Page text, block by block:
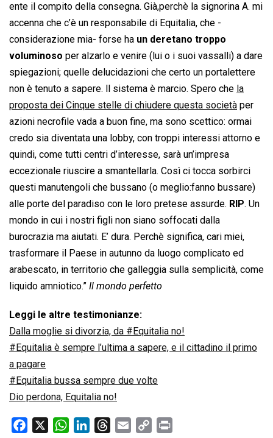
ente il compito della consegna. Già,perchè la signorina A. mi
accenna che c’è un responsabile di Equitalia, che -
considerazione mia- forse ha un deretano troppo
voluminoso per alzarlo e venire (lui o i suoi vassalli) a dare
spiegazioni; quelle delucidazioni che certo un portalettere
non è tenuto a sapere. ll sistema è marcio. Spero che la
proposta dei Cinque stelle di chiudere questa società per
azioni necrofile vada a buon fine, ma sono scettico: ormai
credo sia diventata una lobby, con troppi interessi attorno e
quindi, come tutti centri d’interesse, sarà un’impresa
eccezionale riuscire a smantellarla. Così ci tocca sorbirci
questi manutengoli che bussano (o meglio:fanno bussare)
alle porte del paradiso con le loro pretese assurde. RIP. Un
mondo in cui i nostri figli non siano soffocati dalla
burocrazia ma aiutati. E’ dura. Perchè significa, cari miei,
trasformare il Paese in autunno da luogo complicato ed
arabescato, in territorio che galleggia sulla semplicità, come
liquido amniotico.” Il mondo perfetto
Leggi le altre testimonianze:
Dalla moglie si divorzia, da #Equitalia no!
#Equitalia è sempre l’ultima a sapere, e il cittadino il primo
a pagare
#Equitalia bussa sempre due volte
Dio perdona, Equitalia no!
W